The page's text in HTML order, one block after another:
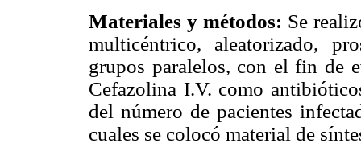
Materiales y métodos: Se
multicéntrico, aleatorizado,
grupos paralelos, con el fin de
Cefazolina I.V. como
del número de pacientes
cuales se colocó material de